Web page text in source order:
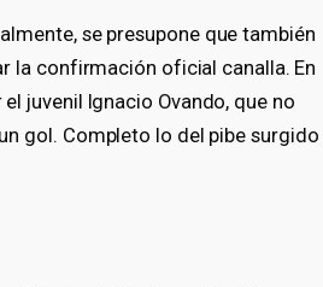
se presupone que también
la confirmación oficial canalla. En
juvenil Ignacio Ovando, que no
gol. Completo lo del pibe surgido